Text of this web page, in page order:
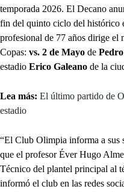
temporada 2026. El Decano
fin del quinto ciclo del histórico
profesional de 77 años dirige el
Copas: vs. 2 de Mayo de
estadio Erico Galeano de la
Lea más: El último partido de
estadio
“El Club Olimpia informa a sus
que el profesor Éver Hugo
Técnico del plantel principal al
informó el club en las redes